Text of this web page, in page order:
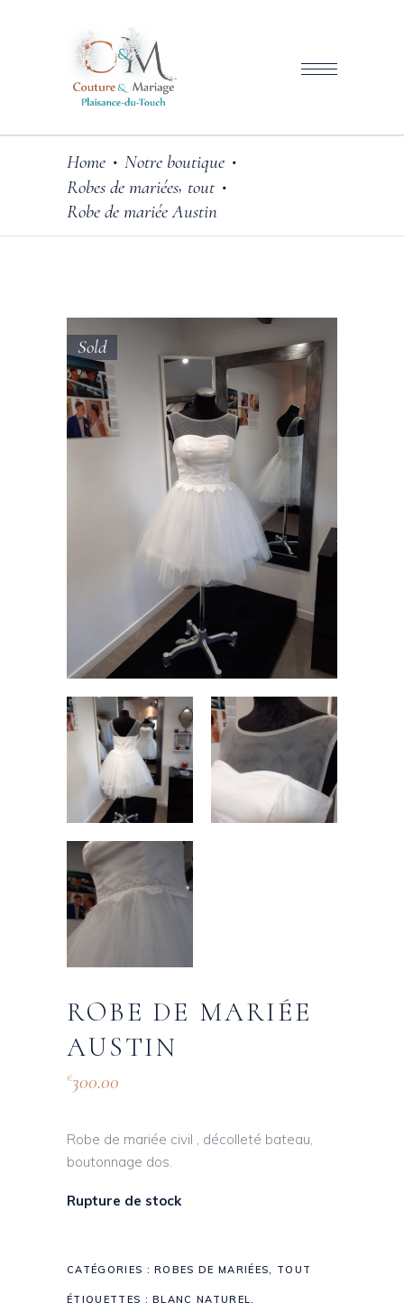
Home • Notre boutique •
Robes de mariées, tout •
Robe de mariée Austin
Sold
ROBE DE MARIÉE
AUSTIN
€300.00
Robe de mariée civil , décolleté bateau,
boutonnage dos.
Rupture de stock
CATÉGORIES :ROBES DE MARIÉES, TOUT
ÉTIQUETTES :BLANC NATUREL,